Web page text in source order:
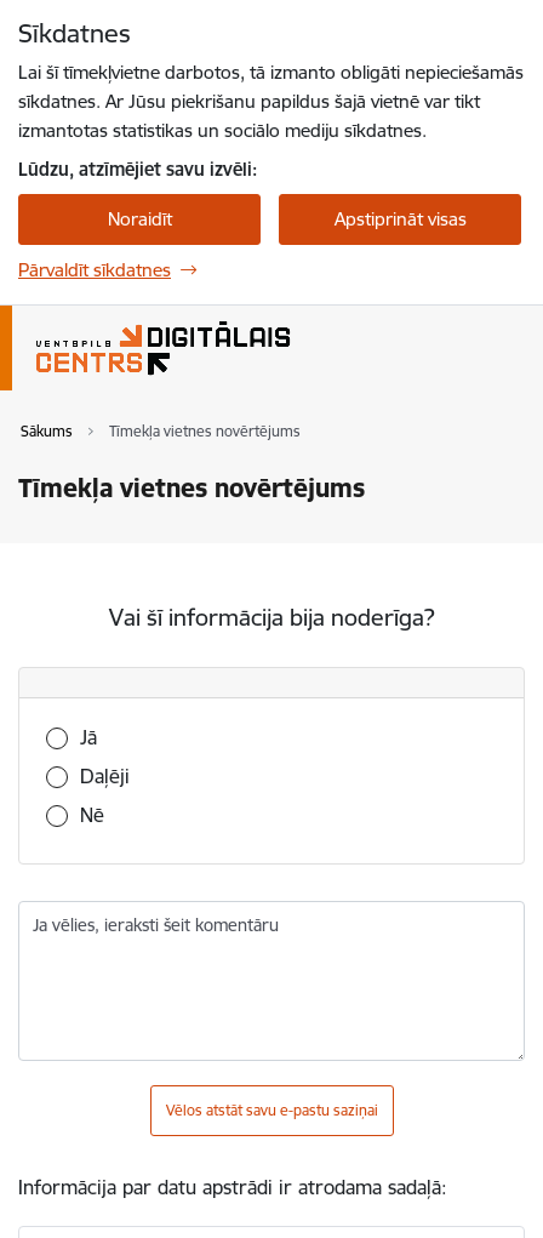
Sīkdatnes
Lai šī tīmekļvietne darbotos, tā izmanto obligāti nepieciešamās
sīkdatnes. Ar Jūsu piekrišanu papildus šajā vietnē var tikt
izmantotas statistikas un sociālo mediju sīkdatnes.
Lūdzu, atzīmējiet savu izvēli:
Noraidīt Apstiprināt visas
Pārvaldīt sīkdatnes
Sākums Tīmekļa vietnes novērtējums
Tīmekļa vietnes novērtējums
Vai šī informācija bija noderīga?
Vai šī informācija bija noderīga?
Jā
Daļēji
Nē
Ja vēlies, ieraksti šeit komentāru
Vēlos atstāt savu e-pastu saziņai
Informācija par datu apstrādi ir atrodama sadaļā: